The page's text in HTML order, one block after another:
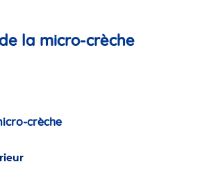
la micro-crèche
crèche